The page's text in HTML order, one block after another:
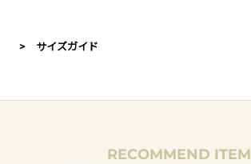
> サイズガイド
RECOMMEND ITEM